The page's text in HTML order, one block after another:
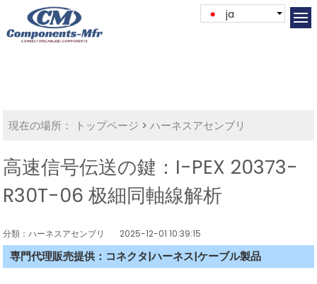
ja
現在の場所： トップページ >ハーネスアセンブリ
高速信号伝送の鍵：I-PEX 20373-
R30T-06 极細同軸線解析
分類：ハーネスアセンブリ 2025-12-01 10:39:15
専門代理販売提供：コネクタ|ハーネス|ケーブル製品